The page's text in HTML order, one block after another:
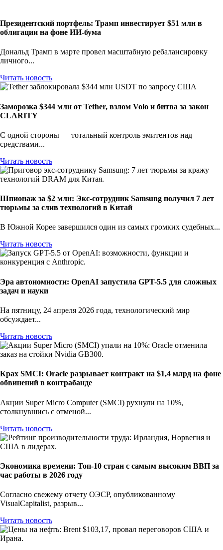
Президентский портфель: Трамп инвестирует $51 млн в
облигации на фоне ИИ-бума
Дональд Трамп в марте провел масштабную ребалансировку
личного...
Читать новость
Заморозка $344 млн от Tether, взлом Volo и битва за закон
CLARITY
С одной стороны — тотальный контроль эмитентов над
средствами...
Читать новость
Шпионаж за $2 млн: Экс-сотрудник Samsung получил 7 лет
тюрьмы за слив технологий в Китай
В Южной Корее завершился один из самых громких судебных...
Читать новость
Эра автономности: OpenAI запустила GPT-5.5 для сложных
задач и науки
На пятницу, 24 апреля 2026 года, технологический мир
обсуждает...
Читать новость
Крах SMCI: Oracle разрывает контракт на $1,4 млрд на фоне
обвинений в контрабанде
Акции Super Micro Computer (SMCI) рухнули на 10%,
столкнувшись с отменой...
Читать новость
Экономика времени: Топ-10 стран с самым высоким ВВП за
час работы в 2026 году
Согласно свежему отчету ОЭСР, опубликованному
VisualCapitalist, разрыв...
Читать новость